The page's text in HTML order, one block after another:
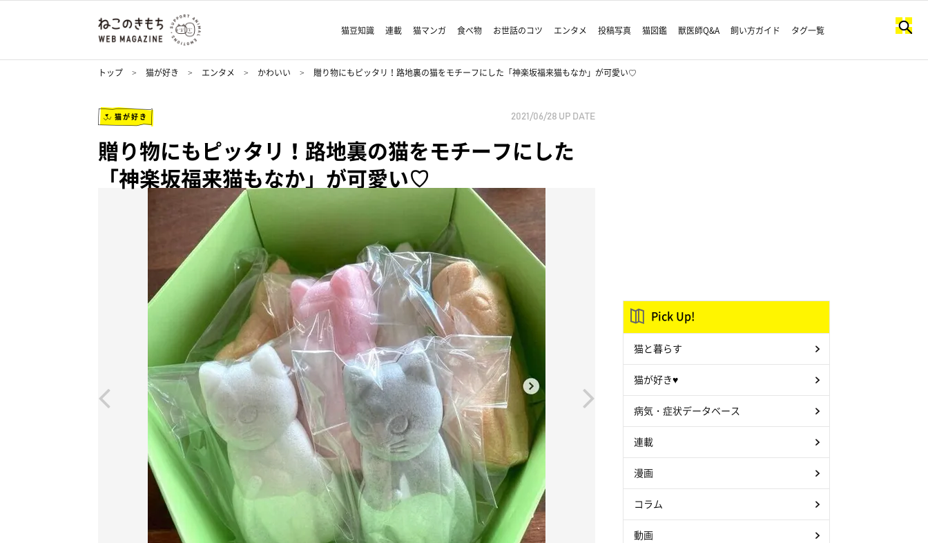
猫豆知識 連載 猫マンガ 食べ物 お世話のコツ エンタメ 投稿写真 猫図鑑 獣医師Q&A 飼い方ガイド タグ一覧
トップ 猫が好き エンタメ かわいい 贈り物にもピッタリ！路地裏の猫をモチーフにした「神楽坂福来猫もなか」が可愛い♡
猫が好き 2021/06/28 UP DATE
贈り物にもピッタリ！路地裏の猫をモチーフにした
「神楽坂福来猫もなか」が可愛い♡
Pick Up!
猫と暮らす
猫が好き♥
病気・症状データベース
連載
漫画
コラム
動画